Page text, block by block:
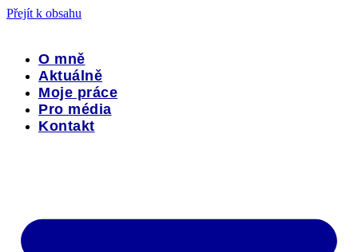
Přejít k obsahu
O mně
Aktuálně
Moje práce
Pro média
Kontakt